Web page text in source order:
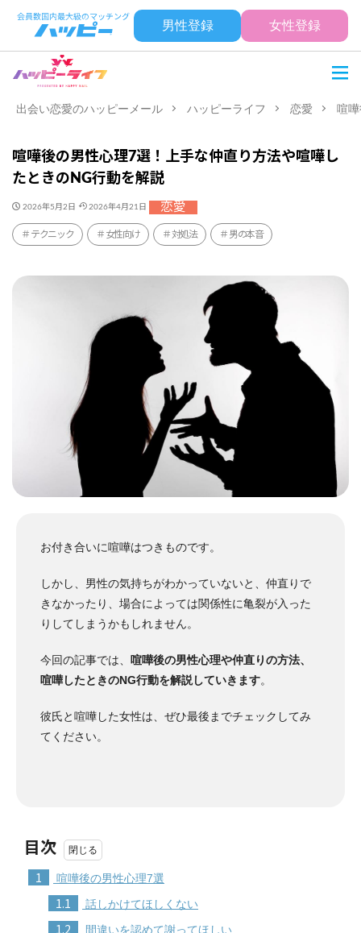
男性登録 女性登録
出会い恋愛のハッピーメール ハッピーライフ 恋愛 喧
喧嘩後の男性心理7選！上手な仲直り方法や喧嘩し
たときのNG行動を解説
2026年5月2日 2026年4月21日 恋愛
テクニック 女性向け 対処法 男の本音
お付き合いに喧嘩はつきものです。
しかし、男性の気持ちがわかっていないと、仲直りで
きなかったり、場合によっては関係性に亀裂が入った
りしてしまうかもしれません。
今回の記事では、 喧嘩後の男性心理や仲直りの方法、
喧嘩したときのNG行動を解説していきます。
彼氏と喧嘩した女性は、ぜひ最後までチェックしてみ
てください。
目次
1 喧嘩後の男性心理7選
1.1 話しかけてほしくない
1.2 間違いを認めて謝ってほしい